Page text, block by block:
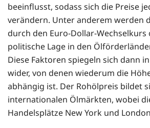
beeinflusst, sodass sich die Preise
verändern. Unter anderem werden
durch den Euro-Dollar-
politische Lage in den
Diese Faktoren spiegeln sich dann
wider, von denen wiederum die
abhängig ist. Der Rohölpreis bildet
internationalen Ölmärkten, wobei
Handelsplätze New York und